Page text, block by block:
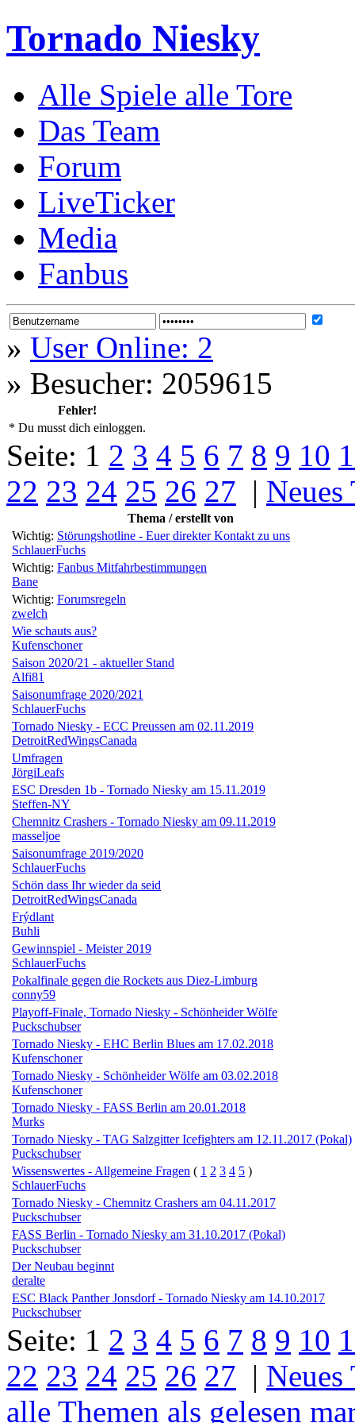
Tornado Niesky
Alle Spiele alle Tore
Das Team
Forum
LiveTicker
Media
Fanbus
» User Online: 2
» Besucher: 2059615
Fehler!
* Du musst dich einloggen.
Seite: 1 2 3 4 5 6 7 8 9 10
22 23 24 25 26 27 | Neues
Thema / erstellt von
Wichtig: Störungshotline - Euer direkter Kontakt zu uns
SchlauerFuchs
Wichtig: Fanbus Mitfahrbestimmungen
Bane
Wichtig: Forumsregeln
zwelch
Wie schauts aus?
Kufenschoner
Saison 2020/21 - aktueller Stand
Alfi81
Saisonumfrage 2020/2021
SchlauerFuchs
Tornado Niesky - ECC Preussen am 02.11.2019
DetroitRedWingsCanada
Umfragen
JörgiLeafs
ESC Dresden 1b - Tornado Niesky am 15.11.2019
Steffen-NY
Chemnitz Crashers - Tornado Niesky am 09.11.2019
masseljoe
Saisonumfrage 2019/2020
SchlauerFuchs
Schön dass Ihr wieder da seid
DetroitRedWingsCanada
Frýdlant
Buhli
Gewinnspiel - Meister 2019
SchlauerFuchs
Pokalfinale gegen die Rockets aus Diez-Limburg
conny59
Playoff-Finale, Tornado Niesky - Schönheider Wölfe
Puckschubser
Tornado Niesky - EHC Berlin Blues am 17.02.2018
Kufenschoner
Tornado Niesky - Schönheider Wölfe am 03.02.2018
Kufenschoner
Tornado Niesky - FASS Berlin am 20.01.2018
Murks
Tornado Niesky - TAG Salzgitter Icefighters am 12.11.2017 (Pokal)
Puckschubser
Wissenswertes - Allgemeine Fragen ( 1 2 3 4 5 )
SchlauerFuchs
Tornado Niesky - Chemnitz Crashers am 04.11.2017
Puckschubser
FASS Berlin - Tornado Niesky am 31.10.2017 (Pokal)
Puckschubser
Der Neubau beginnt
deralte
ESC Black Panther Jonsdorf - Tornado Niesky am 14.10.2017
Puckschubser
Seite: 1 2 3 4 5 6 7 8 9 10
22 23 24 25 26 27 | Neues
alle Themen als gelesen